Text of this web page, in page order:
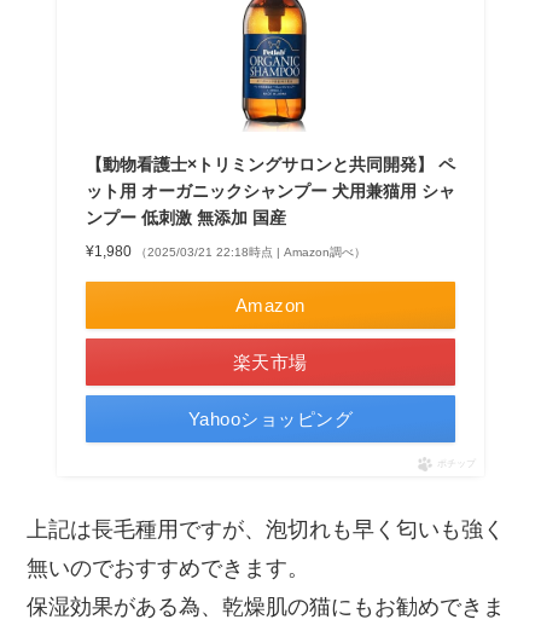
【動物看護士×トリミングサロンと共同開発】 ペ
ット用 オーガニックシャンプー 犬用兼猫用 シャ
ンプー 低刺激 無添加 国産
¥1,980 （2025/03/21 22:18時点 | Amazon調べ）
Amazon
楽天市場
Yahooショッピング
ポチップ
上記は長毛種用ですが、泡切れも早く匂いも強く
無いのでおすすめできます。
保湿効果がある為、乾燥肌の猫にもお勧めできま